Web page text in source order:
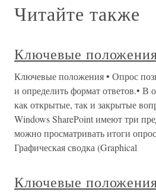
Читайте также
Ключевые
Ключевые положения • Опрос
и определить формат ответов.• В
как открытые, так и закрытые
Windows SharePoint имеют три
можно просматривать итоги
Графическая сводка (Graphical
Ключевые